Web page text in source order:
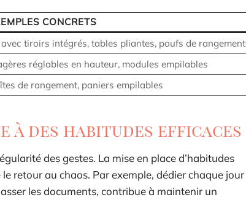
CONCRETS
tiroirs intégrés, tables pliantes, poufs de rangement
réglables en hauteur, modules empilables
de rangement, paniers empilables
des habitudes efficaces
des gestes. La mise en place d’habitudes
retour au chaos. Par exemple, dédier chaque jour
les documents, contribue à maintenir un